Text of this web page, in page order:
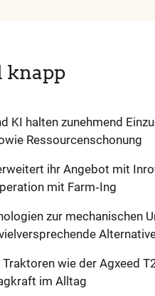
knapp
KI halten zunehmend
Ressourcenschonung
ihr Angebot mit
mit Farm‑Ing
zur mechanischen
wie der Agxeed
im Alltag